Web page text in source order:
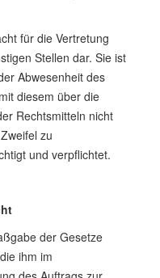
für die Vertretung
Stellen dar. Sie ist
Abwesenheit des
diesem über die
Rechtsmitteln nicht
zu
und verpflichtet.
der Gesetze
ihm im